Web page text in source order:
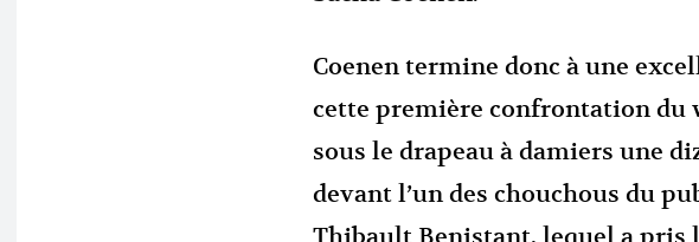
Coenen termine donc à une
cette première confrontation du
sous le drapeau à damiers une
devant l’un des chouchous du